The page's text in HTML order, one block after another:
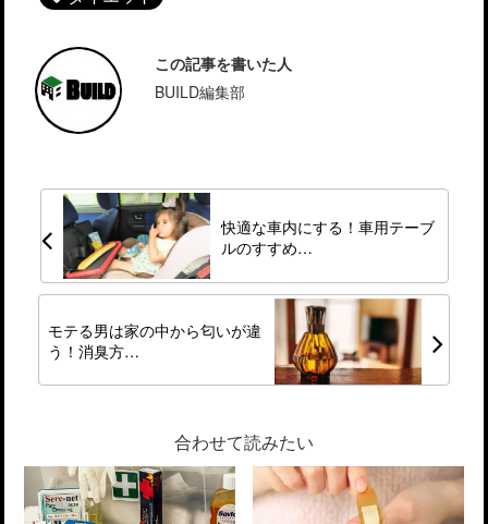
この記事を書いた人
BUILD編集部
快適な車内にする！車用テーブ
ルのすすめ…
モテる男は家の中から匂いが違
う！消臭方…
合わせて読みたい